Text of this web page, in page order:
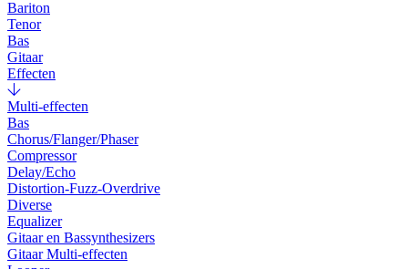
Bariton
Tenor
Bas
Gitaar
Effecten
Multi-effecten
Bas
Chorus/Flanger/Phaser
Compressor
Delay/Echo
Distortion-Fuzz-Overdrive
Diverse
Equalizer
Gitaar en Bassynthesizers
Gitaar Multi-effecten